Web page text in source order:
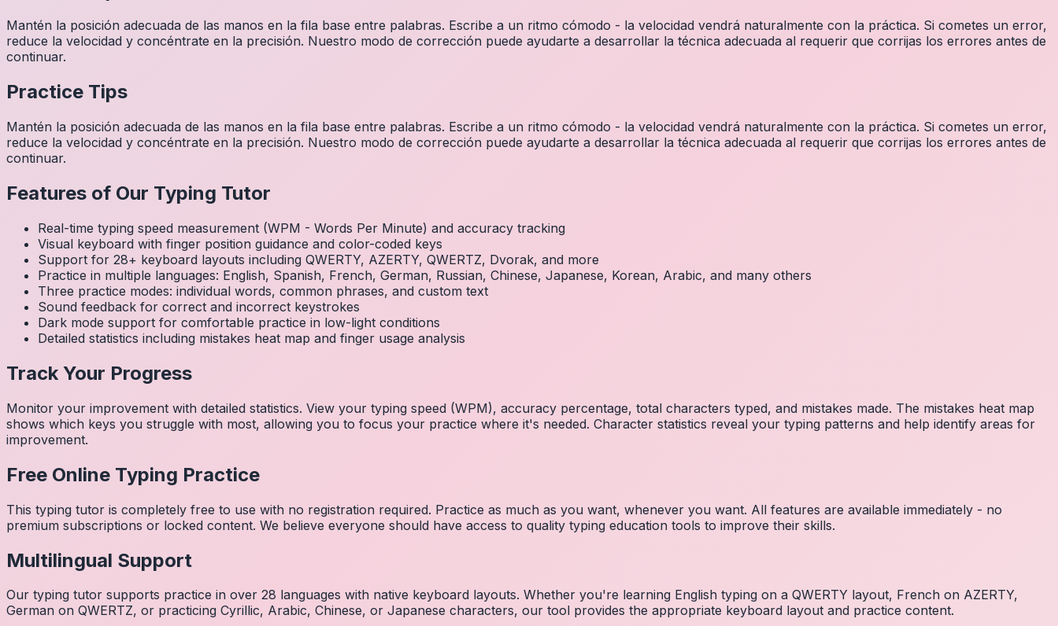
Mantén la posición adecuada de las manos en la fila base entre palabras. Escribe a un ritmo cómodo - la velocidad vendrá naturalmente con la práctica. Si cometes un error,
reduce la velocidad y concéntrate en la precisión. Nuestro modo de corrección puede ayudarte a desarrollar la técnica adecuada al requerir que corrijas los errores antes de
continuar.
Practice Tips
Mantén la posición adecuada de las manos en la fila base entre palabras. Escribe a un ritmo cómodo - la velocidad vendrá naturalmente con la práctica. Si cometes un error,
reduce la velocidad y concéntrate en la precisión. Nuestro modo de corrección puede ayudarte a desarrollar la técnica adecuada al requerir que corrijas los errores antes de
continuar.
Features of Our Typing Tutor
Real-time typing speed measurement (WPM - Words Per Minute) and accuracy tracking
Visual keyboard with finger position guidance and color-coded keys
Support for 28+ keyboard layouts including QWERTY, AZERTY, QWERTZ, Dvorak, and more
Practice in multiple languages: English, Spanish, French, German, Russian, Chinese, Japanese, Korean, Arabic, and many others
Three practice modes: individual words, common phrases, and custom text
Sound feedback for correct and incorrect keystrokes
Dark mode support for comfortable practice in low-light conditions
Detailed statistics including mistakes heat map and finger usage analysis
Track Your Progress
Monitor your improvement with detailed statistics. View your typing speed (WPM), accuracy percentage, total characters typed, and mistakes made. The mistakes heat map
shows which keys you struggle with most, allowing you to focus your practice where it's needed. Character statistics reveal your typing patterns and help identify areas for
improvement.
Free Online Typing Practice
This typing tutor is completely free to use with no registration required. Practice as much as you want, whenever you want. All features are available immediately - no
premium subscriptions or locked content. We believe everyone should have access to quality typing education tools to improve their skills.
Multilingual Support
Our typing tutor supports practice in over 28 languages with native keyboard layouts. Whether you're learning English typing on a QWERTY layout, French on AZERTY,
German on QWERTZ, or practicing Cyrillic, Arabic, Chinese, or Japanese characters, our tool provides the appropriate keyboard layout and practice content.